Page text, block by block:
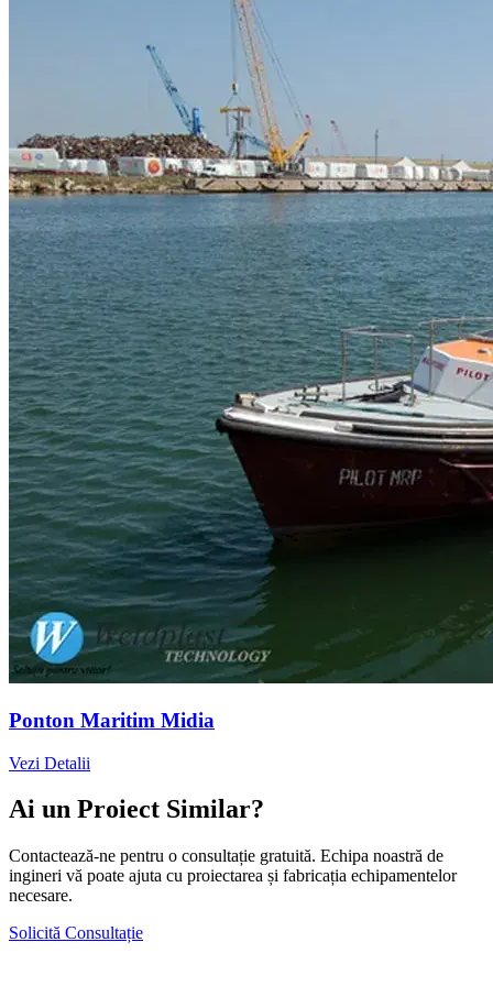
Ponton Maritim Midia
Vezi Detalii
Ai un Proiect Similar?
Contactează-ne pentru o consultație gratuită. Echipa noastră de
ingineri vă poate ajuta cu proiectarea și fabricația echipamentelor
necesare.
Solicită Consultație